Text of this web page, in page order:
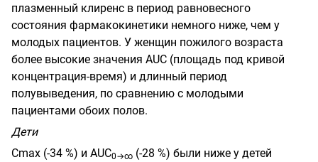
плазменный клиренс в период равновесного
состояния фармакокинетики немного ниже, чем у
молодых пациентов. У женщин пожилого возраста
более высокие значения AUC (площадь под кривой
концентрация-время) и длинный период
полувыведения, по сравнению с молодыми
пациентами обоих полов.
Дети
Сmах (-34 %) и AUC0→∞ (-28 %) были ниже у детей